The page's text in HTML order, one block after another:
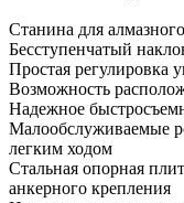
Станина для
Бесступенчатый
Простая регулировка
Возможность
Надежное
Малообслуживаемые
легким ходом
Стальная опорная
анкерного крепления